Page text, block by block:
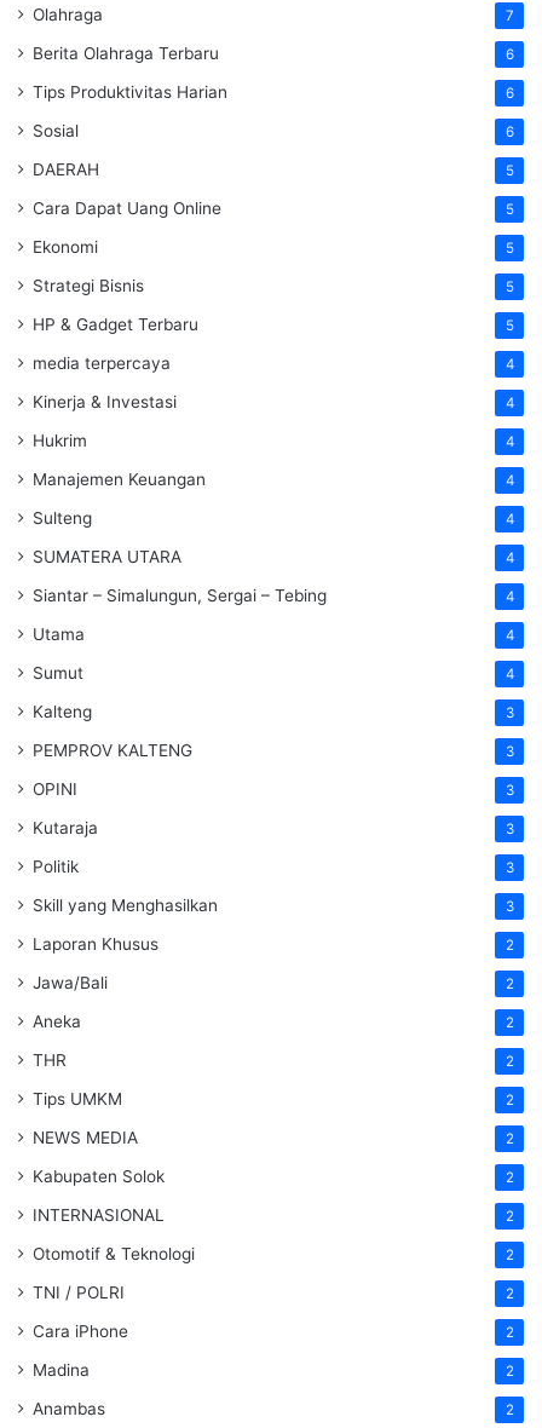
Olahraga 7
Berita Olahraga Terbaru 6
Tips Produktivitas Harian 6
Sosial 6
DAERAH 5
Cara Dapat Uang Online 5
Ekonomi 5
Strategi Bisnis 5
HP & Gadget Terbaru 5
media terpercaya 4
Kinerja & Investasi 4
Hukrim 4
Manajemen Keuangan 4
Sulteng 4
SUMATERA UTARA 4
Siantar – Simalungun, Sergai – Tebing 4
Utama 4
Sumut 4
Kalteng 3
PEMPROV KALTENG 3
OPINI 3
Kutaraja 3
Politik 3
Skill yang Menghasilkan 3
Laporan Khusus 2
Jawa/Bali 2
Aneka 2
THR 2
Tips UMKM 2
NEWS MEDIA 2
Kabupaten Solok 2
INTERNASIONAL 2
Otomotif & Teknologi 2
TNI / POLRI 2
Cara iPhone 2
Madina 2
Anambas 2